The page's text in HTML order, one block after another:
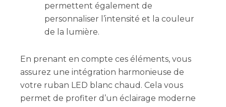
permettent également de
personnaliser l’intensité et la couleur
de la lumière.
En prenant en compte ces éléments, vous
assurez une intégration harmonieuse de
votre ruban LED blanc chaud. Cela vous
permet de profiter d’un éclairage moderne